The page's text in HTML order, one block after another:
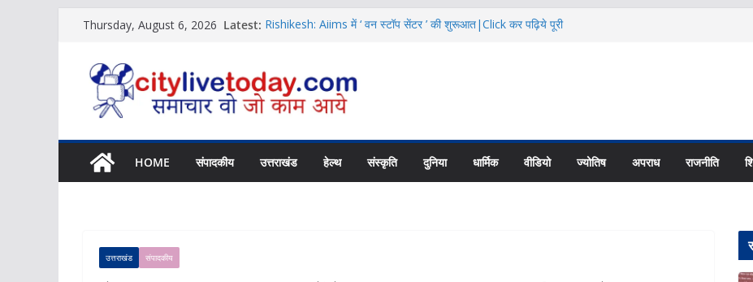
content
Thursday, August 6, 2026 Latest: Rishikesh: Aiims में ‘ वन स्टॉप सेंटर ’ की शुरूआत|Click कर पढ़िये पूरी
News
Uttarakhand News… बुनियादी ढांचे के विकास पर करें फोकस: CS|Click
कर पढ़िये पूरी News
|Click कर पढ़िये पूरी News
11 अगस्त को यहां लग रहा रोजगार मेला|Click कर पढ़िये पूरी News
HOME संपादकीय उत्तराखंड हेल्थ संस्कृति दुनिया धार्मिक वीडियो ज्योतिष अपराध राजनीति
उत्तराखंड संपादकीय